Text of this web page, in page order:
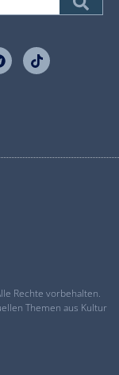
Rechte vorbehalten.
Themen aus Kultur